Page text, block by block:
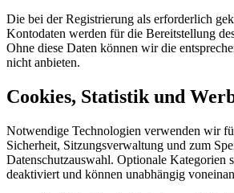
Die bei der Registrierung als erforderlich
Kontodaten werden für die Bereitstellung
Ohne diese Daten können wir die
nicht anbieten.
Cookies, Statistik und
Notwendige Technologien verwenden wir
Sicherheit, Sitzungsverwaltung und zum
Datenschutzauswahl. Optionale Kategorien
deaktiviert und können unabhängig